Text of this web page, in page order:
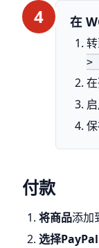
4 在
>
付款
将商品添加
选择